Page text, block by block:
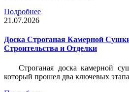
Подробнее
21.07.2026
Доска Строганая Камерной
Строительства и Отделки
Строганая доска камерной
который прошел два ключевых